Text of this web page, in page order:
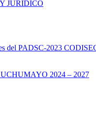
JURIDICO
del PADSC-2023
2024 – 2027